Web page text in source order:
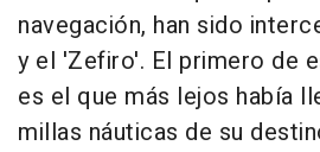
navegación, han sido
y el 'Zefiro'. El primero de
es el que más lejos había
millas náuticas de su